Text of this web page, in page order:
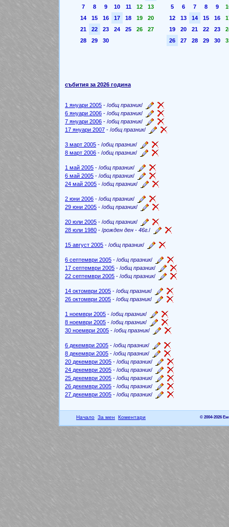
7
8 9 10 11 12
13
14
15 16 17 18 19
20
21
22 23 24 25 26
27
28
29 30
5
6 7 8 9
12
13 14 15 16
19
20 21 22 23
26
27 28 29 30
събития за 2026 година
1 януари 2005 - /общ празник/
6 януари 2006 - /общ празник/
7 януари 2006 - /общ празник/
17 януари 2007 - /общ празник/
3 март 2005 - /общ празник/
8 март 2006 - /общ празник/
1 май 2005 - /общ празник/
6 май 2005 - /общ празник/
24 май 2005 - /общ празник/
2 юни 2006 - /общ празник/
29 юни 2005 - /общ празник/
20 юли 2005 - /общ празник/
28 юли 1980 - /рожден ден - 46г./
15 август 2005 - /общ празник/
6 септември 2005 - /общ празник/
17 септември 2005 - /общ празник/
22 септември 2005 - /общ празник/
14 октомври 2005 - /общ празник/
26 октомври 2005 - /общ празник/
1 ноември 2005 - /общ празник/
8 ноември 2005 - /общ празник/
30 ноември 2005 - /общ празник/
6 декември 2005 - /общ празник/
8 декември 2005 - /общ празник/
20 декември 2005 - /общ празник/
24 декември 2005 - /общ празник/
25 декември 2005 - /общ празник/
26 декември 2005 - /общ празник/
27 декември 2005 - /общ празник/
Начало За мен Коментари © 2004-2026